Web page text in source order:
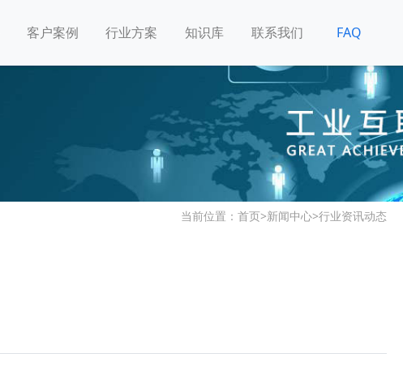
客户案例 行业方案 知识库 联系我们 FAQ
当前位置： 首页>新闻中心>行业资讯动态